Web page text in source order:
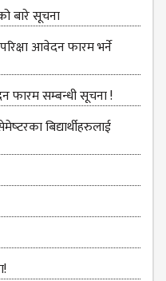
बारे सूचना
आवेदन फारम भर्ने
फारम सम्बन्धी सूचना !
बिद्यार्थीहरुलाई